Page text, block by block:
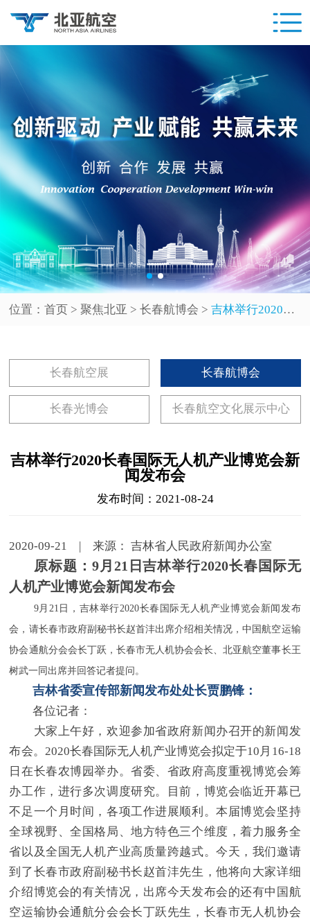
位置：首页 > 聚焦北亚 >长春航博会 >吉林举行2020长春国际无人机产业博览会新闻发布会
长春航空展 长春航博会
长春光博会 长春航空文化展示中心
吉林举行2020长春国际无人机产业博览会新
闻发布会
发布时间：2021-08-24
2020-09-21 | 来源： 吉林省人民政府新闻办公室
原标题：9月21日吉林举行2020长春国际无
人机产业博览会新闻发布会
9月21日，吉林举行2020长春国际无人机产业博览会新闻发布
会，请长春市政府副秘书长赵首沣出席介绍相关情况，中国航空运输
协会通航分会会长丁跃，长春市无人机协会会长、北亚航空董事长王
树武一同出席并回答记者提问。
吉林省委宣传部新闻发布处处长贾鹏锋：
各位记者：
大家上午好，欢迎参加省政府新闻办召开的新闻发
布会。2020长春国际无人机产业博览会拟定于10月16-18
日在长春农博园举办。省委、省政府高度重视博览会筹
办工作，进行多次调度研究。目前，博览会临近开幕已
不足一个月时间，各项工作进展顺利。本届博览会坚持
全球视野、全国格局、地方特色三个维度，着力服务全
省以及全国无人机产业高质量跨越式。今天，我们邀请
到了长春市政府副秘书长赵首沣先生，他将向大家详细
介绍博览会的有关情况，出席今天发布会的还有中国航
空运输协会通航分会会长丁跃先生，长春市无人机协会